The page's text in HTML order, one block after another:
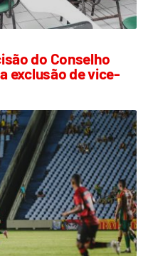
do Conselho
exclusão de vice-